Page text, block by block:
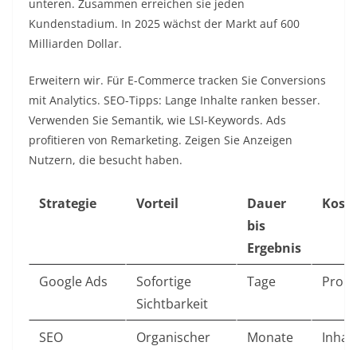
unteren. Zusammen erreichen sie jeden
Kundenstadium. In 2025 wächst der Markt auf 600
Milliarden Dollar.​
Erweitern wir. Für E-Commerce tracken Sie Conversions
mit Analytics. SEO-Tipps: Lange Inhalte ranken besser.
Verwenden Sie Semantik, wie LSI-Keywords. Ads
profitieren von Remarketing. Zeigen Sie Anzeigen
Nutzern, die besucht haben.
Strategie Vorteil
Dauer
bis
Ergebnis
Google Ads
Sofortige
Sichtbarkeit
Tage Pro
SEO
Organischer
Monate